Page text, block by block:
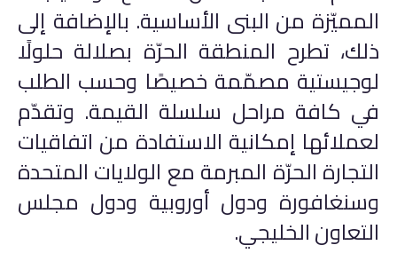
المميّزة من البنى الأساسية. بالإضافة إلى
ذلك، تطرح المنطقة الحرّة بصلالة حلولًا
لوجيستية مصمّمة خصيصًا وحسب الطلب
في كافة مراحل سلسلة القيمة. وتقدّم
لعملائها إمكانية الاستفادة من اتفاقيات
التجارة الحرّة المبرمة مع الولايات المتحدة
وسنغافورة ودول أوروبية ودول مجلس
التعاون الخليجي.